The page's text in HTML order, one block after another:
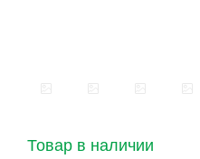
Товар в наличии